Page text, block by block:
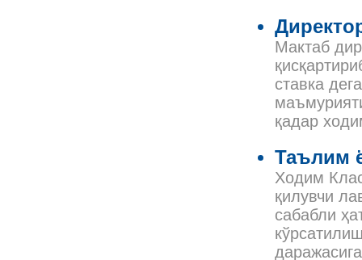
Мактаб
ставка
қадар
Таълим
Ходим
қилувчи
сабабли